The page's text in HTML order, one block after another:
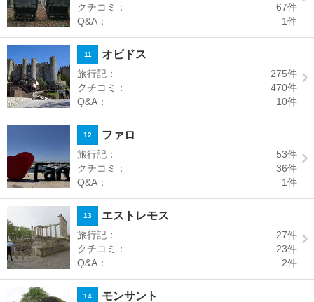
クチコミ：
67件
Q&A：
1件
11 オビドス
旅行記： 275件
クチコミ：
470件
Q&A：
10件
12 ファロ
旅行記： 53件
クチコミ：
36件
Q&A：
1件
13 エストレモス
旅行記： 27件
クチコミ：
23件
Q&A：
2件
14 モンサント